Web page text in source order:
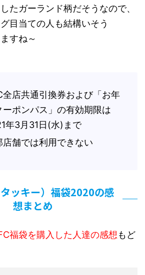
たガーランド柄だそうなので、
目当ての人も結構いそう
すね～
全店共通引換券および「お年
ーポンパス」の有効期限は
年3月31日(水)まで
店舗では利用できない
ッキー）福袋2020の感
想まとめ
福袋を購入した人達の感想 もど